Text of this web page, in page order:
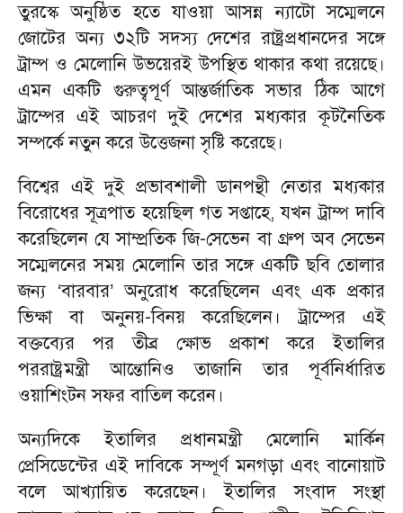
তুরস্কে অনুষ্ঠিত হতে যাওয়া আসন্ন ন্যাটো সম্মেলনে
জোটের অন্য ৩২টি সদস্য দেশের রাষ্ট্রপ্রধানদের সঙ্গে
ট্রাম্প ও মেলোনি উভয়েরই উপস্থিত থাকার কথা রয়েছে।
এমন একটি গুরুত্বপূর্ণ আন্তর্জাতিক সভার ঠিক আগে
ট্রাম্পের এই আচরণ দুই দেশের মধ্যকার কূটনৈতিক
সম্পর্কে নতুন করে উত্তেজনা সৃষ্টি করেছে।
বিশ্বের এই দুই প্রভাবশালী ডানপন্থী নেতার মধ্যকার
বিরোধের সূত্রপাত হয়েছিল গত সপ্তাহে, যখন ট্রাম্প দাবি
করেছিলেন যে সাম্প্রতিক জি-সেভেন বা গ্রুপ অব সেভেন
সম্মেলনের সময় মেলোনি তার সঙ্গে একটি ছবি তোলার
জন্য ‘বারবার’ অনুরোধ করেছিলেন এবং এক প্রকার
ভিক্ষা বা অনুনয়-বিনয় করেছিলেন। ট্রাম্পের এই
বক্তব্যের পর তীব্র ক্ষোভ প্রকাশ করে ইতালির
পররাষ্ট্রমন্ত্রী আন্তোনিও তাজানি তার পূর্বনির্ধারিত
ওয়াশিংটন সফর বাতিল করেন।
অন্যদিকে ইতালির প্রধানমন্ত্রী মেলোনি মার্কিন
প্রেসিডেন্টের এই দাবিকে সম্পূর্ণ মনগড়া এবং বানোয়াট
বলে আখ্যায়িত করেছেন। ইতালির সংবাদ সংস্থা